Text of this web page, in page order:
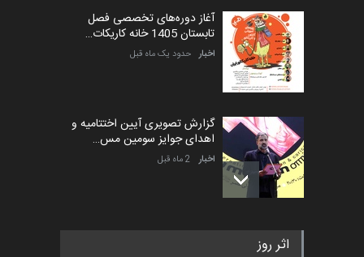
آغاز دوره‌های تخصصی فصل
تابستان 1405 خانه کاریکات…
اخبار حدود یک ماه قبل
گزارش تصویری آیین اختتامیه و
اهدای جوایز سومین مس…
اخبار 2 ماه قبل
به یاد اردوغان باشول (۱۹۳۶–
اثر روز